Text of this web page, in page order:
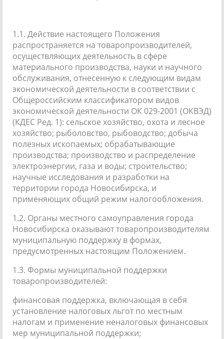
1.1. Действие настоящего Положения
распространяется на товаропроизводителей,
осуществляющих деятельность в сфере
материального производства, науки и научного
обслуживания, отнесенную к следующим видам
экономической деятельности в соответствии с
Общероссийским классификатором видов
экономической деятельности ОК 029-2001 (ОКВЭД)
(КДЕС Ред. 1): сельское хозяйство, охота и лесное
хозяйство; рыболовство, рыбоводство; добыча
полезных ископаемых; обрабатывающие
производства; производство и распределение
электроэнергии, газа и воды; строительство;
научные исследования и разработки на
территории города Новосибирска, и
применяющих общий режим налогообложения.
1.2. Органы местного самоуправления города
Новосибирска оказывают товаропроизводителям
муниципальную поддержку в формах,
предусмотренных настоящим Положением.
1.3. Формы муниципальной поддержки
товаропроизводителей:
финансовая поддержка, включающая в себя
установление налоговых льгот по местным
налогам и применение неналоговых финансовых
мер муниципальной поддержки;